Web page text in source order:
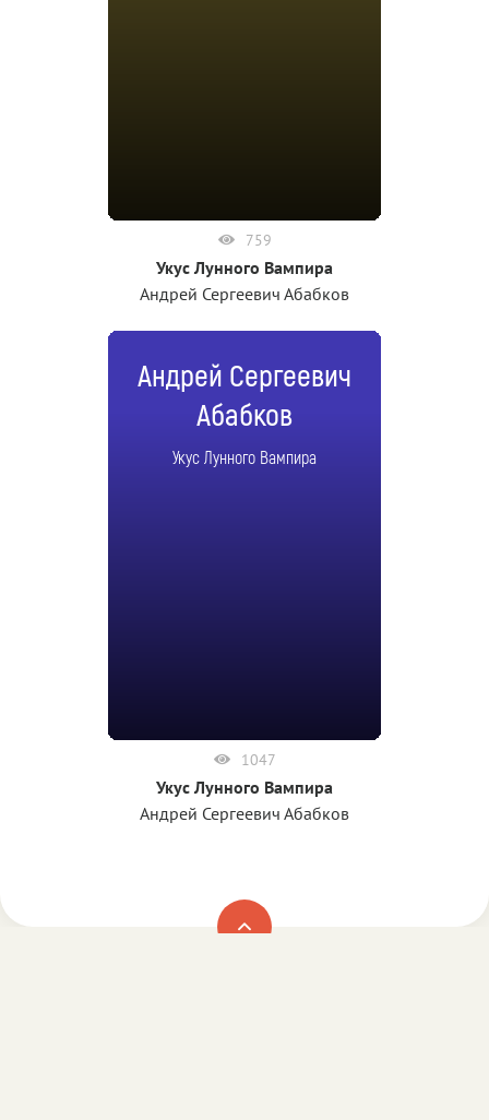
759
Укус Лунного Вампира
Андрей Сергеевич Абабков
Андрей Сергеевич
Абабков
Укус Лунного Вампира
1047
Укус Лунного Вампира
Андрей Сергеевич Абабков